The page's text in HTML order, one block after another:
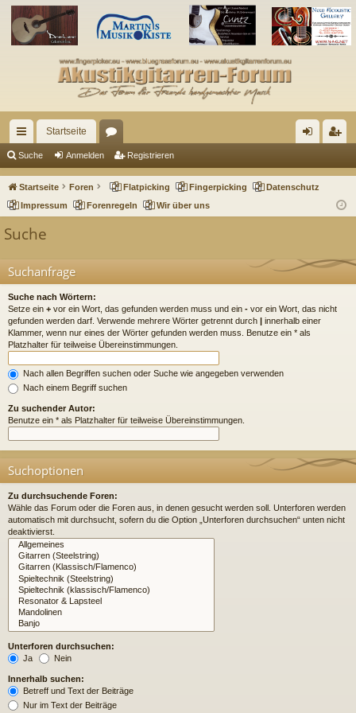
ch
ne
llz
Startseite
en m ist
rie
Suche Anmelden Registrieren
Startseite Foren Flatpicking Fingerpicking
Datenschutz
Impressum
Forenregeln Wir über uns
Suche
Suchanfrage
Suche nach Wörtern:
Setze ein + vor ein Wort, das gefunden werden muss und ein - vor ein Wort, das nicht
gefunden werden darf. Verwende mehrere Wörter getrennt durch | innerhalb einer
Klammer, wenn nur eines der Wörter gefunden werden muss. Benutze ein * als
Platzhalter für teilweise Übereinstimmungen.
Nach allen Begriffen suchen oder Suche wie angegeben verwenden
Nach einem Begriff suchen
Zu suchender Autor:
Benutze ein * als Platzhalter für teilweise Übereinstimmungen.
Suchoptionen
Zu durchsuchende Foren:
Wähle das Forum oder die Foren aus, in denen gesucht werden soll. Unterforen werden
automatisch mit durchsucht, sofern du die Option „Unterforen durchsuchen“ unten nicht
deaktivierst.
Unterforen durchsuchen:
Ja
Nein
Innerhalb suchen:
Betreff und Text der Beiträge
Nur im Text der Beiträge